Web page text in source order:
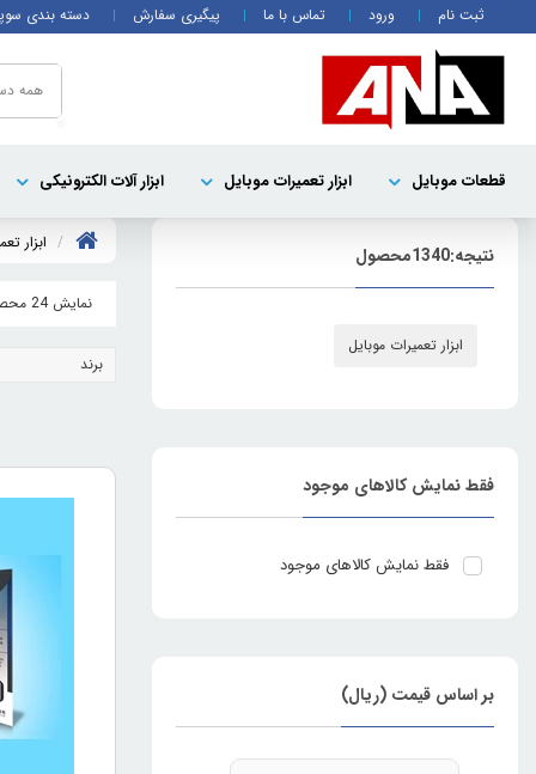
ثبت نام ورود تماس با ما پیگیری سفارش دسته بندی
همه
قطعات موبايل ابزار تعمیرات موبایل ابزار آلات الکترونیکی
ابزار
نمایش 24 محصول
برند
نتیجه:1340محصول
ابزار تعمیرات موبایل
فقط نمایش کالاهای موجود
فقط نمایش کالاهای موجود
بر اساس قیمت (ریال)